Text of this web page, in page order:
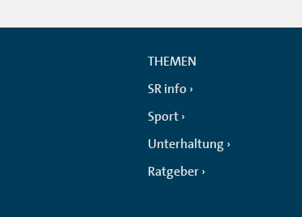
THEMEN
SR info
Sport
Unterhaltung
Ratgeber